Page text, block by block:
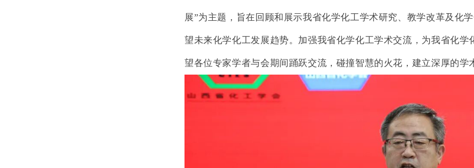
展”为主题，旨在回顾和展示我省化学化工学术研究、教学改革及化
望未来化学化工发展趋势。加强我省化学化工学术交流，为我省化
望各位专家学者与会期间踊跃交流，碰撞智慧的火花，建立深厚的学